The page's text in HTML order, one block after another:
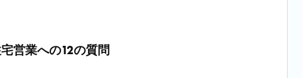
営業への12の質問